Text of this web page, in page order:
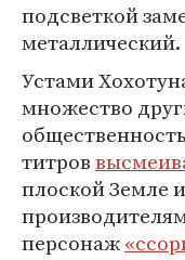
подсветкой
металлический.
Устами
множество
титров
плоской Земле и
персонаж